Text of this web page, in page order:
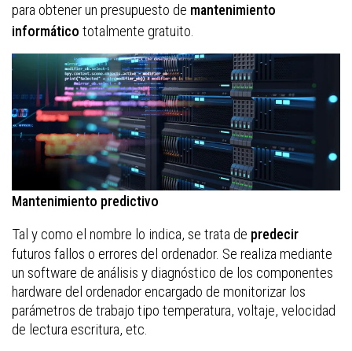
para obtener un presupuesto de mantenimiento
informático totalmente gratuito.
Mantenimiento predictivo
Tal y como el nombre lo indica, se trata de predecir
futuros fallos o errores del ordenador. Se realiza mediante
un software de análisis y diagnóstico de los componentes
hardware del ordenador encargado de monitorizar los
parámetros de trabajo tipo temperatura, voltaje, velocidad
de lectura escritura, etc.